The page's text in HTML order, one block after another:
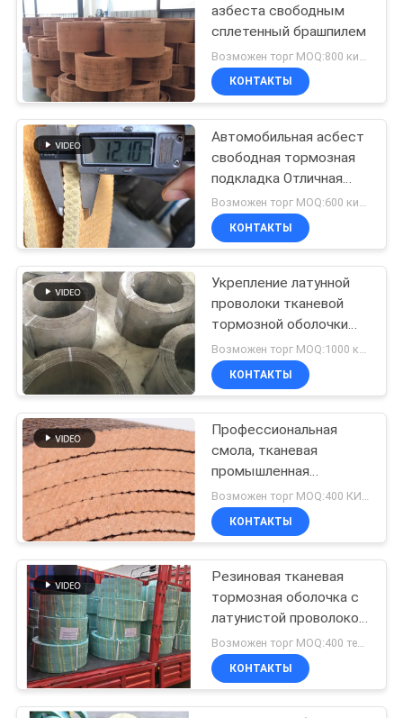
Набивка кольца
уплотнения
Азбест
освобождает
обкладку тормоза
Лист трением
материальный
Подкладка
диапазона
11
азбеста свободным
сплетенный брашпилем
КОНТАКТЫ
Автомобильная асбест
свободная тормозная
подкладка Отличная
водостойкость Тканые
тормоза
Возможен торг MOQ:600 килограммов
КОНТАКТЫ
Укрепление латунной
проволоки тканевой
тормозной оболочки
материала смолой на
основе тормозной
оболочки
Возможен торг MOQ:1000 килограммов
КОНТАКТЫ
Профессиональная
смола, тканевая
промышленная
фрикционная оболочка
КОНТАКТЫ
Резиновая тканевая
тормозная оболочка с
латунистой проволокой
внутри для
фрикционной оболочки
ветрового стекла
КОНТАКТЫ